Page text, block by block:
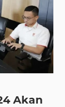
Akan